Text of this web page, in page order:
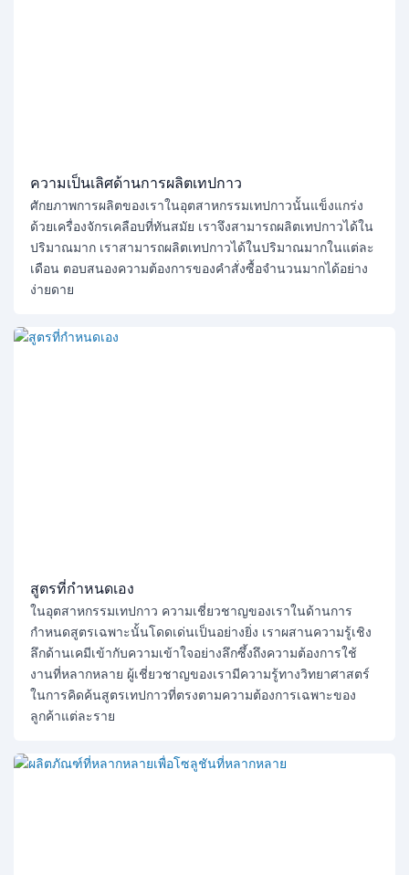
ความเป็นเลิศด้านการผลิตเทปกาว
ศักยภาพการผลิตของเราในอุตสาหกรรมเทปกาวนั้นแข็งแกร่ง
ด้วยเครื่องจักรเคลือบที่ทันสมัย ​​เราจึงสามารถผลิตเทปกาวได้ใน
ปริมาณมาก เราสามารถผลิตเทปกาวได้ในปริมาณมากในแต่ละ
เดือน ตอบสนองความต้องการของคำสั่งซื้อจำนวนมากได้อย่าง
ง่ายดาย
สูตรที่กำหนดเอง
ในอุตสาหกรรมเทปกาว ความเชี่ยวชาญของเราในด้านการ
กำหนดสูตรเฉพาะนั้นโดดเด่นเป็นอย่างยิ่ง เราผสานความรู้เชิง
ลึกด้านเคมีเข้ากับความเข้าใจอย่างลึกซึ้งถึงความต้องการใช้
งานที่หลากหลาย ผู้เชี่ยวชาญของเรามีความรู้ทางวิทยาศาสตร์
ในการคิดค้นสูตรเทปกาวที่ตรงตามความต้องการเฉพาะของ
ลูกค้าแต่ละราย